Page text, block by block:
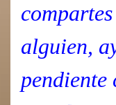
alguien,
pendiente